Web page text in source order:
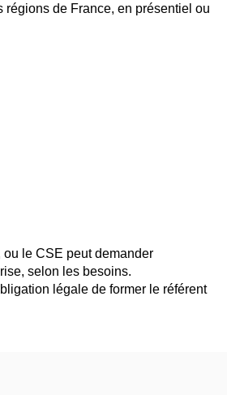
de France, en présentiel ou
le CSE peut demander
selon les besoins.
légale de former le référent